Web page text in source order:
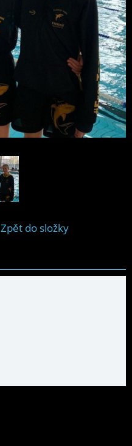
Zpět do složky